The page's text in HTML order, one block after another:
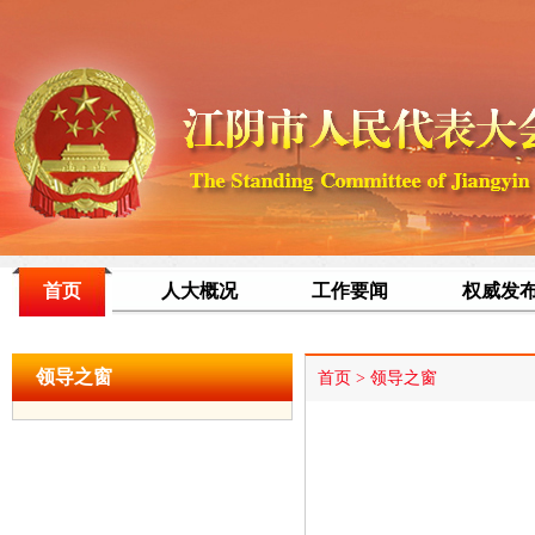
首页 人大概况 工作要闻 权威发
领导之窗 首页 > 领导之窗